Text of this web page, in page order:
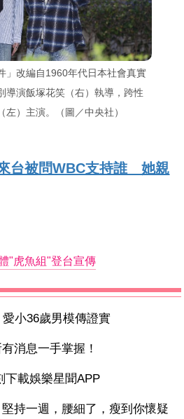
」改編自1960年代日本社會真實
導演飯塚花笑（右）執導，跨性
左）主演。（圖／中央社）
台被問WBC支持誰 她親
"虎魚組"登台宣傳
小36歲男模傳證實
消息一手掌握！
下載娛樂星聞APP
持一週，腰細了，瘦到你懷疑